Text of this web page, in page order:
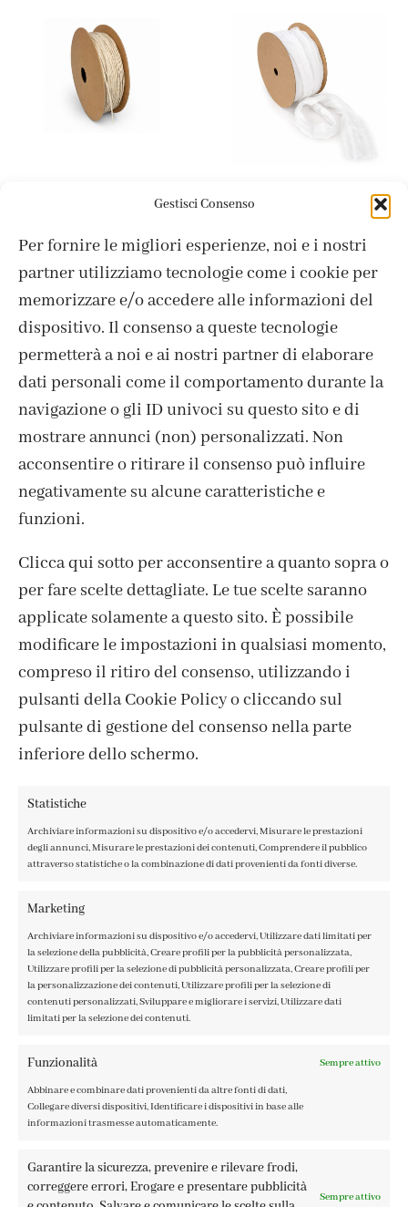
Gestisci Consenso
Per fornire le migliori esperienze, noi e i nostri
partner utilizziamo tecnologie come i cookie per
memorizzare e/o accedere alle informazioni del
dispositivo. Il consenso a queste tecnologie
permetterà a noi e ai nostri partner di elaborare
dati personali come il comportamento durante la
navigazione o gli ID univoci su questo sito e di
mostrare annunci (non) personalizzati. Non
acconsentire o ritirare il consenso può influire
negativamente su alcune caratteristiche e
funzioni.
Clicca qui sotto per acconsentire a quanto sopra o
per fare scelte dettagliate. Le tue scelte saranno
applicate solamente a questo sito. È possibile
modificare le impostazioni in qualsiasi momento,
compreso il ritiro del consenso, utilizzando i
pulsanti della Cookie Policy o cliccando sul
pulsante di gestione del consenso nella parte
inferiore dello schermo.
Statistiche
Archiviare informazioni su dispositivo e/o accedervi, Misurare le prestazioni
degli annunci, Misurare le prestazioni dei contenuti, Comprendere il pubblico
attraverso statistiche o la combinazione di dati provenienti da fonti diverse.
Marketing
Archiviare informazioni su dispositivo e/o accedervi, Utilizzare dati limitati per
la selezione della pubblicità, Creare profili per la pubblicità personalizzata,
Utilizzare profili per la selezione di pubblicità personalizzata, Creare profili per
la personalizzazione dei contenuti, Utilizzare profili per la selezione di
contenuti personalizzati, Sviluppare e migliorare i servizi, Utilizzare dati
limitati per la selezione dei contenuti.
Funzionalità Sempre attivo
Abbinare e combinare dati provenienti da altre fonti di dati,
Collegare diversi dispositivi, Identificare i dispositivi in base alle
informazioni trasmesse automaticamente.
Garantire la sicurezza, prevenire e rilevare frodi,
correggere errori, Erogare e presentare pubblicità
Sempre attivo
Cordino – mm 1 x 100
mt
8,20
Nastro organza satin
bianco – mm 50 x 10 mt
17,40
€
ISCRIVITI ALLA NEWSLETTER
CONTATTI
COOKIE POLICY
PRIVACY POLICY
TERMINI E CONDIZIONI
FABBRICA DEL COLORE, VIA TAGLIAMENTO 13, 23900 LECCO
– ©ABRALUX SRL P.IVA 01504540137 | DESIGN BY